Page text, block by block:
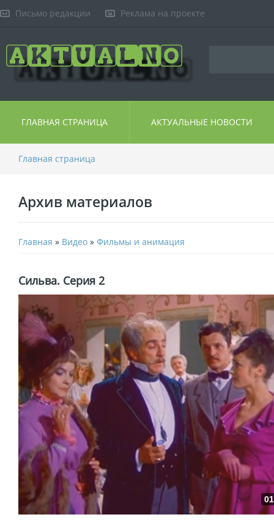
Письмо редакции Реклама на проекте
ГЛАВНАЯ СТРАНИЦА АКТУАЛЬНЫЕ НОВОСТИ
Главная страница
Архив материалов
Главная » Видео » Фильмы и анимация
Сильва. Серия 2